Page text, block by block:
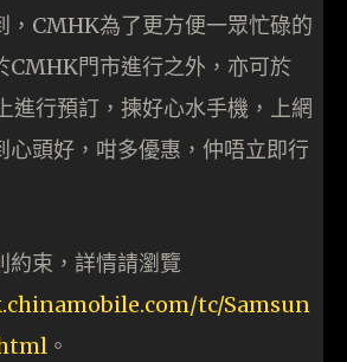
，CMHK為了更方便一眾忙碌的
CMHK門市進行之外，亦可於
進行預訂，揀好心水手機，上網
心頭好，咁多優惠，仲唔立即行
約束，詳情請瀏覽
tc/Samsun
。